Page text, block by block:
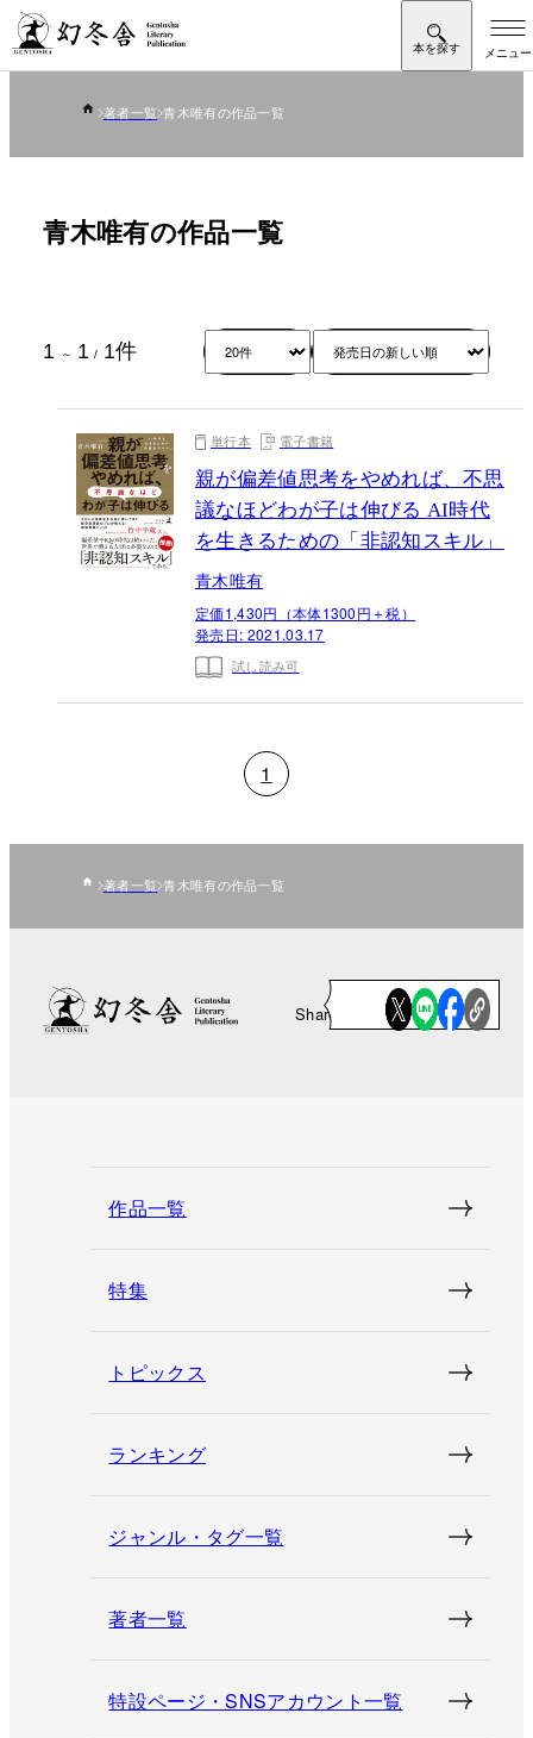
著者一覧 青木唯有の作品一覧
青木唯有の作品一覧
1 ～ 1 / 1件
単行本 電子書籍
親が偏差値思考をやめれば、不思
議なほどわが子は伸びる AI時代
を生きるための「非認知スキル」
青木唯有
定価1,430円（本体1300円＋税）
発売日: 2021.03.17
試し読み可
1
著者一覧 青木唯有の作品一覧
Share
作品一覧
特集
トピックス
ランキング
ジャンル・タグ一覧
著者一覧
特設ページ・SNSアカウント一覧